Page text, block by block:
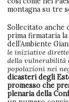
montagna su tre
Sollecitato anche
prima firmataria
dell’Ambiente
le iniziative
della vulnerabilità
popolazioni nei
dicasteri degli
promesso che
plenaria della